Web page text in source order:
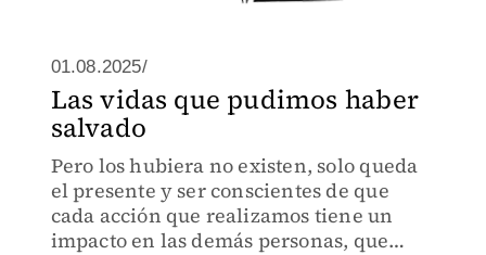
01.08.2025/
Las vidas que pudimos haber
salvado
Pero los hubiera no existen, solo queda
el presente y ser conscientes de que
cada acción que realizamos tiene un
impacto en las demás personas, que